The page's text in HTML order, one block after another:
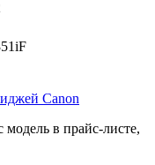
Canon
в прайс-листе,